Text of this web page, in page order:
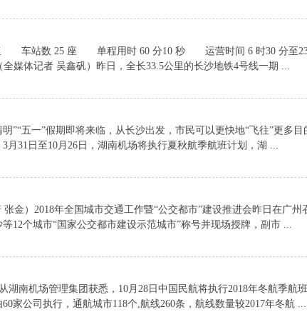
车站数 25 座 单程用时 60 分10 秒 运营时间 6 时30 分至
记者 吴鑫矾）昨日，全长33.5公里的长沙地铁4号线一期 ...
五一”假期即将来临，从长沙出发，市民可以更快地“飞往”更多目
月31日至10月26日，湖南机场将执行夏秋航季航班计划，湖 ...
）2018年全国城市交通工作暨“公交都市”建设推进会昨日在广州
12个城市“国家公交都市建设示范城市”称号并现场授牌，副市 ...
南机场管理集团获悉，10月28日中国民航将执行2018年冬航季航
家公司执行，通航城市118个,航线260条，航线数量较2017年冬航 ...